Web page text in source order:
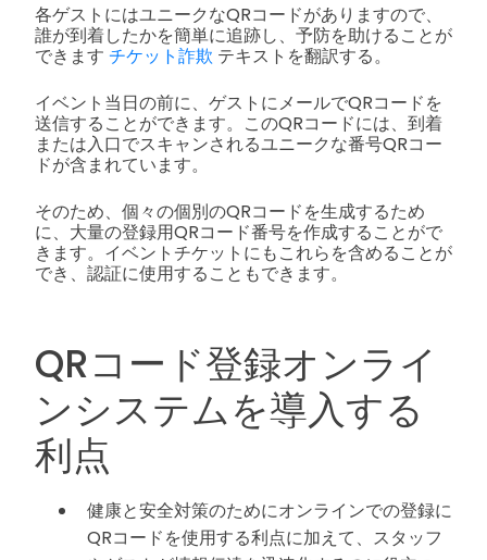
各ゲストにはユニークなQRコードがありますので、
誰が到着したかを簡単に追跡し、予防を助けることが
できます チケット詐欺 テキストを翻訳する。
イベント当日の前に、ゲストにメールでQRコードを
送信することができます。このQRコードには、到着
または入口でスキャンされるユニークな番号QRコー
ドが含まれています。
そのため、個々の個別のQRコードを生成するため
に、大量の登録用QRコード番号を作成することがで
きます。イベントチケットにもこれらを含めることが
でき、認証に使用することもできます。
QRコード登録オンライ
ンシステムを導入する
利点
健康と安全対策のためにオンラインでの登録に
QRコードを使用する利点に加えて、スタッフ